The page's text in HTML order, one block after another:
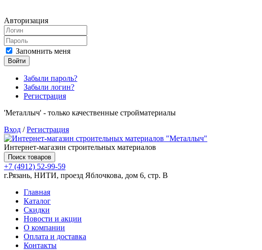
Авторизация
Запомнить меня
Войти
Забыли пароль?
Забыли логин?
Регистрация
'Металлыч' - только качественные стройматериалы
Вход /Регистрация
Интернет-магазин строительных материалов
Поиск товаров
+7 (4912) 52-99-59
г.Рязань, НИТИ, проезд Яблочкова, дом 6, стр. В
Главная
Каталог
Скидки
Новости и акции
О компании
Оплата и доставка
Контакты